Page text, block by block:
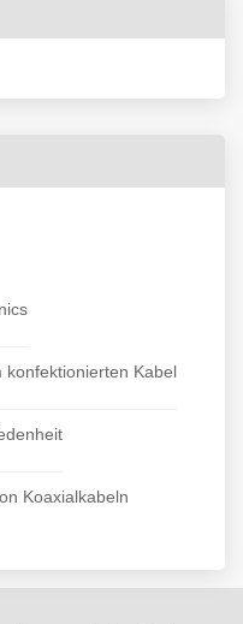
konfektionierten Kabel
Koaxialkabeln